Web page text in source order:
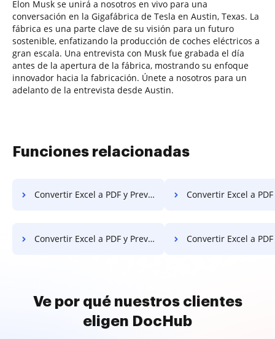
Elon Musk se unirá a nosotros en vivo para una
conversación en la Gigafábrica de Tesla en Austin, Texas. La
fábrica es una parte clave de su visión para un futuro
sostenible, enfatizando la producción de coches eléctricos a
gran escala. Una entrevista con Musk fue grabada el día
antes de la apertura de la fábrica, mostrando su enfoque
innovador hacia la fabricación. Únete a nosotros para un
adelanto de la entrevista desde Austin.
Funciones relacionadas
Convertir Excel a PDF y Prevenir la Impresión de PDF en Internet Explorer Convertir Excel a PDF y prevenir la impresión de PDF
Convertir Excel a PDF y Prevenir la Impresión de PDF en Opera Convertir Excel a PDF y Prevenir la Impresión
Ve por qué nuestros clientes
eligen DocHub